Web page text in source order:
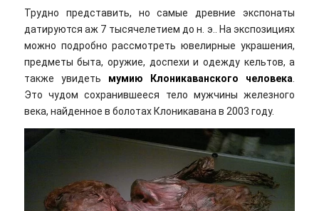
Трудно представить, но самые древние экспонаты
датируются аж 7 тысячелетием до н. э.. На экспозициях
можно подробно рассмотреть ювелирные украшения,
предметы быта, оружие, доспехи и одежду кельтов, а
также увидеть мумию Клоникаванского человека.
Это чудом сохранившееся тело мужчины железного
века, найденное в болотах Клоникaвaна в 2003 году.